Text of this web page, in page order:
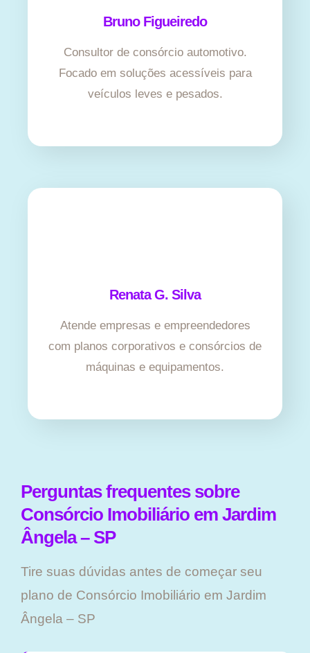
Bruno Figueiredo
Consultor de consórcio automotivo.
Focado em soluções acessíveis para
veículos leves e pesados.
Renata G. Silva
Atende empresas e empreendedores
com planos corporativos e consórcios de
máquinas e equipamentos.
Perguntas frequentes sobre
Consórcio Imobiliário em Jardim
Ângela – SP
Tire suas dúvidas antes de começar seu
plano ​de Consórcio Imobiliário em Jardim
Ângela – SP